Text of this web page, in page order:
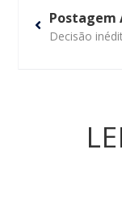
Postagem